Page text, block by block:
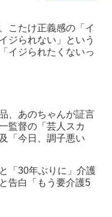
こたけ正義感の「イ
ジられない」という
イジられたくないっ
、あのちゃんが証言
監督の「芸人スカ
「今日、調子悪い
「30年ぶりに」介護
告白「もう要介護5